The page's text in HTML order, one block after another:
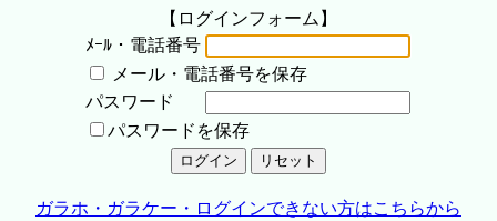
【ログインフォーム】
ﾒｰﾙ・電話番号
メール・電話番号を保存
パスワード
パスワードを保存
ガラホ・ガラケー・ログインできない方はこちらから